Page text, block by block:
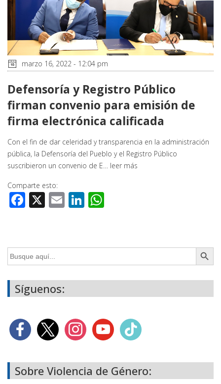
marzo 16, 2022 - 12:04 pm
Defensoría y Registro Público
firman convenio para emisión de
firma electrónica calificada
Con el fin de dar celeridad y transparencia en la administración
pública, la Defensoría del Pueblo y el Registro Público
suscribieron un convenio de E… leer más
Comparte esto:
Facebook
X EmailLinkedIn
Buscar: Botón de
Síguenos:
Sobre Violencia de Género: